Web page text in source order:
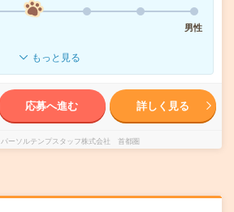
男性
もっと見る
応募へ進む 詳しく見る
パーソルテンプスタッフ株式会社 首都圏